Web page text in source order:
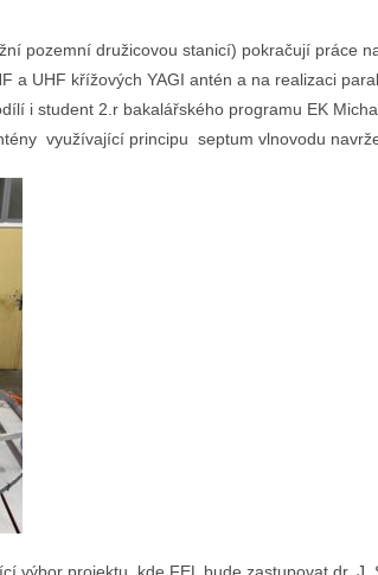
pozemní družicovou stanicí) pokračují práce
a UHF křížových YAGI antén a na realizaci
i student 2.r bakalářského programu EK
využívající principu septum vlnovodu